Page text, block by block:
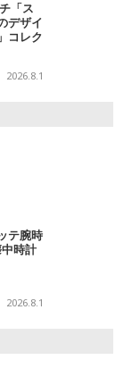
「ス
デザイ
コレク
2026.8.1
テ腕時
時計
2026.8.1